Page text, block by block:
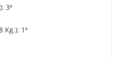
3ª
Kg.): 1ª